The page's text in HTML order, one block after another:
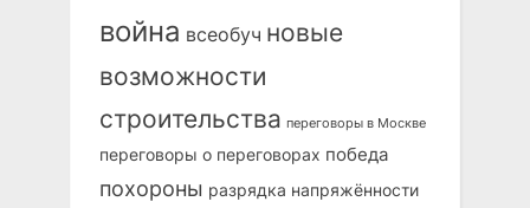
война всеобуч новые
возможности
строительства переговоры в Москве
переговоры о переговорах победа
похороны разрядка напряжённости